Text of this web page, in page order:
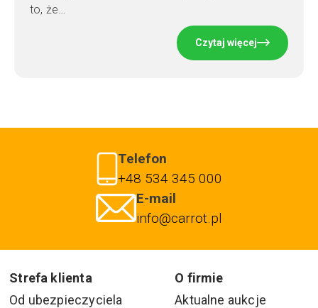
to, że…
Czytaj więcej
Telefon
+48 534 345 000
E-mail
info@carrot.pl
Strefa klienta
O firmie
Od ubezpieczyciela
Aktualne aukcje